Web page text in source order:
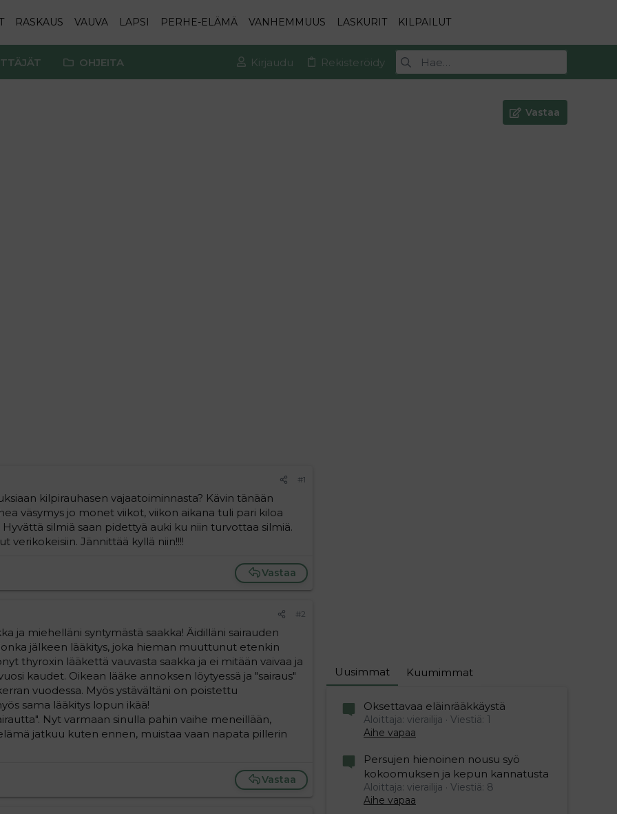
RASKAUS VAUVA LAPSI PERHE-ELÄMÄ VANHEMMUUS LASKURIT KILPAILUT
OHJEITA Kirjaudu Rekisteröidy
Vastaa
#1
kilpirauhasen vajaatoiminnasta? Kävin tänään
väsymys jo monet viikot, viikon aikana tuli pari kiloa
silmiä saan pidettyä auki ku niin turvottaa silmiä.
verikokeisiin. Jännittää kyllä niin!!!!
Vastaa
#2
ja miehelläni syntymästä saakka! Äidilläni sairauden
jälkeen lääkitys, joka hieman muuttunut etenkin
thyroxin lääkettä vauvasta saakka ja ei mitään vaivaa ja
kaudet. Oikean lääke annoksen löytyessä ja "sairaus"
vuodessa. Myös ystävältäni on poistettu
sama lääkitys lopun ikää!
Nyt varmaan sinulla pahin vaihe meneillään,
jatkuu kuten ennen, muistaa vaan napata pillerin
Vastaa
Uusimmat Kuumimmat
Oksettavaa eläinrääkkäystä
Aloittaja: vierailija
Viestiä: 1
Aihe vapaa
Persujen hienoinen nousu syö
kokoomuksen ja kepun kannatusta
Aloittaja: vierailija
Viestiä: 8
Aihe vapaa